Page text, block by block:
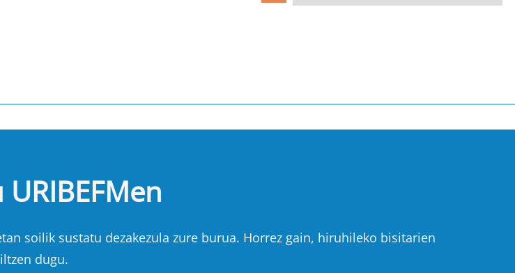
soilik sustatu dezakezula zure burua. Horrez gain, hiruhileko bisitarien
dugu.